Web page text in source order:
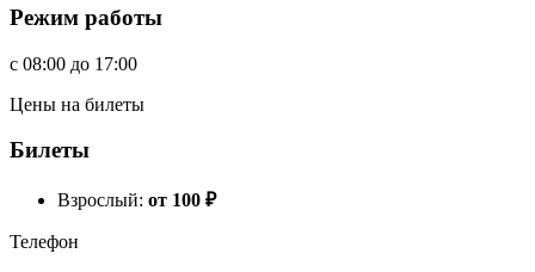
Режим работы
c 08:00 до 17:00
Цены на билеты
Билеты
Взрослый: от 100 ₽
Телефон